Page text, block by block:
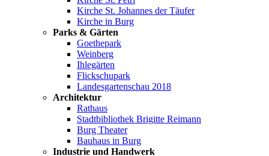
Kirche St. Johannes der Täufer
Kirche in Burg
Parks & Gärten
Goethepark
Weinberg
Ihlegärten
Flickschupark
Landesgartenschau 2018
Architektur
Rathaus
Stadtbibliothek Brigitte Reimann
Burg Theater
Bauhaus in Burg
Industrie und Handwerk